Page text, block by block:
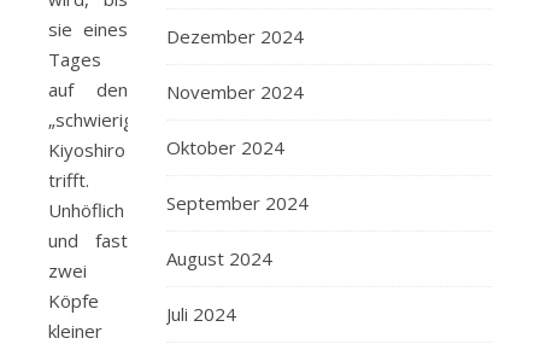
sie eines
Tages
auf den
„schwierigen“
Kiyoshiro
trifft.
Unhöflich
und fast
zwei
Köpfe
kleiner
Dezember 2024
November 2024
Oktober 2024
September 2024
August 2024
Juli 2024